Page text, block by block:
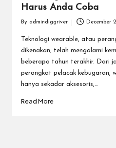
Harus Anda Coba
by
By admindiggriver December
Teknologi wearable, atau
dikenakan, telah mengalami
beberapa tahun terakhir. Dari
perangkat pelacak kebugaran,
hanya sekadar aksesoris,…
Read More